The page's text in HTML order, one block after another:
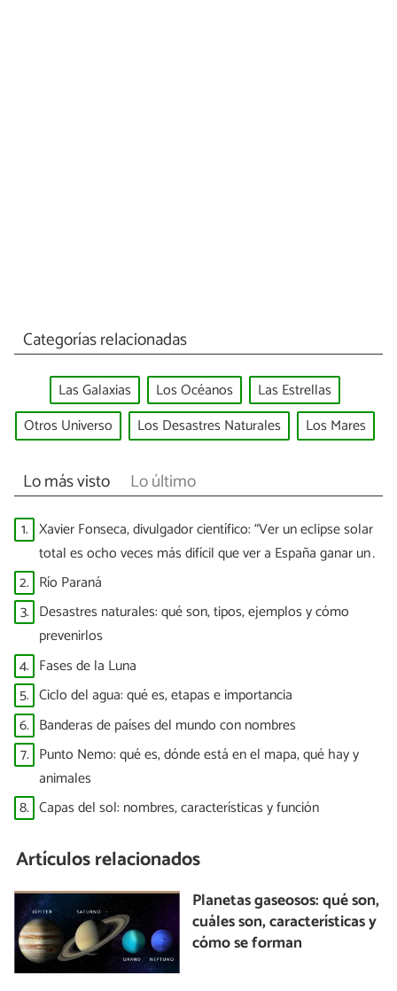
Categorías relacionadas
Las Galaxias Los Océanos
Las Estrellas
Otros Universo
Los Desastres Naturales Los Mares
Lo más visto Lo último
1. Xavier Fonseca, divulgador científico: “Ver un eclipse solar
total es ocho veces más difícil que ver a España ganar un
Mundial”
2. Río Paraná
3. Desastres naturales: qué son, tipos, ejemplos y cómo
prevenirlos
4. Fases de la Luna
5. Ciclo del agua: qué es, etapas e importancia
6. Banderas de países del mundo con nombres
7. Punto Nemo: qué es, dónde está en el mapa, qué hay y
animales
8. Capas del sol: nombres, características y función
Artículos relacionados
Planetas gaseosos: qué son,
cuáles son, características y
cómo se forman